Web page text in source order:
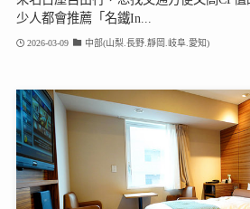
少人都會推薦「名鐵In...
2026-03-09 中部(山梨.長野.靜岡.岐阜.愛知)